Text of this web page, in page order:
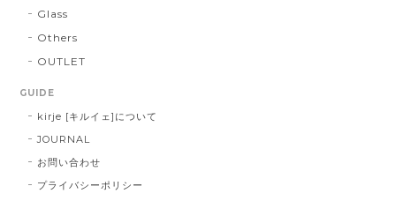
Glass
Others
OUTLET
GUIDE
kirje [キルイェ]について
JOURNAL
お問い合わせ
プライバシーポリシー